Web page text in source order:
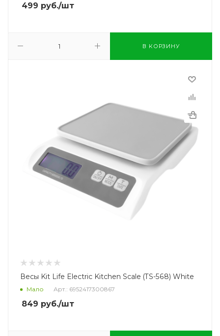
499 руб./шт
В КОРЗИНУ
Весы Kit Life Electric Kitchen Scale (TS-568) White
Мало Арт.: 6952417300867
849 руб./шт